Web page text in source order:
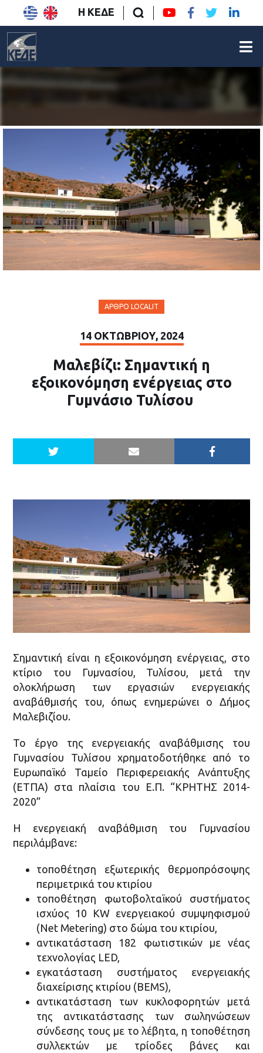
Η ΚΕΔΕ
ΆΡΘΡΟ LOCALIT
14 ΟΚΤΩΒΡΊΟΥ, 2024
Μαλεβίζι: Σημαντική η
εξοικονόμηση ενέργειας στο
Γυμνάσιο Τυλίσου
Σημαντική είναι η εξοικονόμηση ενέργειας, στο
κτίριο του Γυμνασίου, Τυλίσου, μετά την
ολοκλήρωση των εργασιών ενεργειακής
αναβάθμισής του, όπως ενημερώνει ο Δήμος
Μαλεβιζίου.
Το έργο της ενεργειακής αναβάθμισης του
Γυμνασίου Τυλίσου χρηματοδοτήθηκε από το
Ευρωπαϊκό Ταμείο Περιφερειακής Ανάπτυξης
(ΕΤΠΑ) στα πλαίσια του Ε.Π. “ΚΡΗΤΗΣ 2014-
2020”
Η ενεργειακή αναβάθμιση του Γυμνασίου
περιλάμβανε:
τοποθέτηση εξωτερικής θερμοπρόσοψης
περιμετρικά του κτιρίου
τοποθέτηση φωτοβολταϊκού συστήματος
ισχύος 10 KW ενεργειακού συμψηφισμού
(Net Metering) στο δώμα του κτιρίου,
αντικατάσταση 182 φωτιστικών με νέας
τεχνολογίας LED,
εγκατάσταση συστήματος ενεργειακής
διαχείρισης κτιρίου (ΒΕΜS),
αντικατάσταση των κυκλοφορητών μετά
της αντικατάστασης των σωληνώσεων
σύνδεσης τους με το λέβητα, η τοποθέτηση
συλλεκτών με τρίοδες βάνες και